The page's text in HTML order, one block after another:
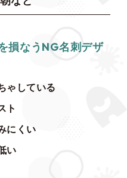
損なうNG名刺デザ
ゃしている
ト
にくい
い